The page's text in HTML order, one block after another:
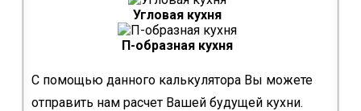
Угловая кухня
П-образная кухня
С помощью данного калькулятора Вы можете
отправить нам расчет Вашей будущей кухни.